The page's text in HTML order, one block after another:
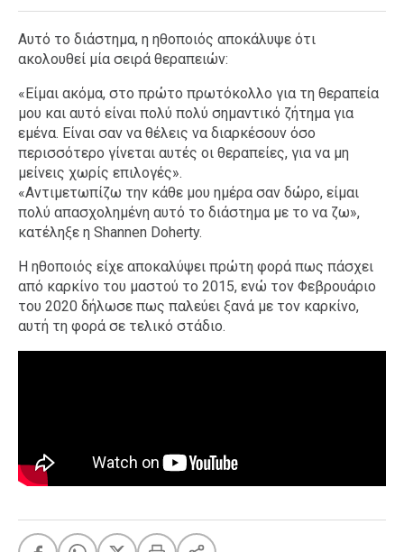
Αυτό το διάστημα, η ηθοποιός αποκάλυψε ότι
ακολουθεί μία σειρά θεραπειών:
«Είμαι ακόμα, στο πρώτο πρωτόκολλο για τη θεραπεία
μου και αυτό είναι πολύ πολύ σημαντικό ζήτημα για
εμένα. Είναι σαν να θέλεις να διαρκέσουν όσο
περισσότερο γίνεται αυτές οι θεραπείες, για να μη
μείνεις χωρίς επιλογές».
«Αντιμετωπίζω την κάθε μου ημέρα σαν δώρο, είμαι
πολύ απασχολημένη αυτό το διάστημα με το να ζω»,
κατέληξε η Shannen Doherty.
Η ηθοποιός είχε αποκαλύψει πρώτη φορά πως πάσχει
από καρκίνο του μαστού το 2015, ενώ τον Φεβρουάριο
του 2020 δήλωσε πως παλεύει ξανά με τον καρκίνο,
αυτή τη φορά σε τελικό στάδιο.